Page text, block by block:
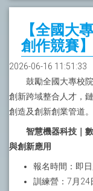
【全國大
創作競賽
2026-06-16 11:51:33
鼓勵全國大專校
創新跨域整合人才，
創造及創新創業管道。
智慧機器科技｜
與創新應用
報名時間：即
訓練營：7月24